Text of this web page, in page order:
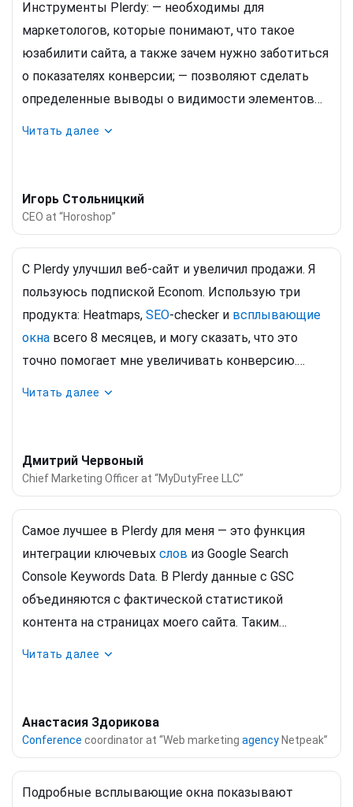
Инструменты Plerdy: — необходимы для
маркетологов, которые понимают, что такое
юзабилити сайта, а также зачем нужно заботиться
о показателях конверсии; — позволяют сделать
определенные выводы о видимости элементов
точностью, но для этого нужны знания и
определённый опыт.
Читать далее
Игорь Стольницкий
CEO at “Horoshop”
С Plerdy улучшил веб-сайт и увеличил продажи. Я
пользуюсь подпиской Econom. Использую три
продукта: Heatmaps, SEO-checker и всплывающие
окна всего 8 месяцев, и могу сказать, что это
точно помогает мне увеличивать конверсию.
клиентов.
Читать далее
Дмитрий Червоный
Chief Marketing Officer at “MyDutyFree LLC”
Самое лучшее в Plerdy для меня — это функция
интеграции ключевых слов из Google Search
Console Keywords Data. В Plerdy данные с GSC
объединяются с фактической статистикой
контента на страницах моего сайта. Таким
Читать далее
Анастасия Здорикова
Conference coordinator at “Web marketing agency Netpeak”
Подробные всплывающие окна показывают